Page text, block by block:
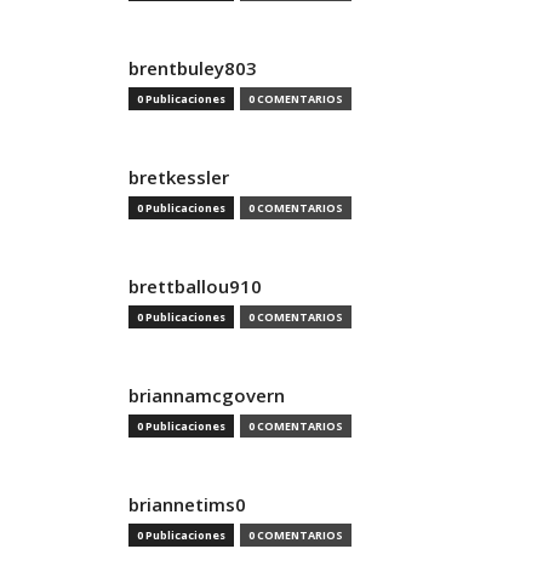
brentbuley803
0 Publicaciones 0 COMENTARIOS
bretkessler
0 Publicaciones 0 COMENTARIOS
brettballou910
0 Publicaciones 0 COMENTARIOS
briannamcgovern
0 Publicaciones 0 COMENTARIOS
briannetims0
0 Publicaciones 0 COMENTARIOS